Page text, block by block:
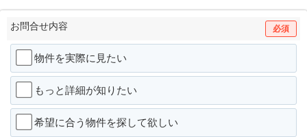
お問合せ内容 必須
物件を実際に見たい
もっと詳細が知りたい
希望に合う物件を探して欲しい